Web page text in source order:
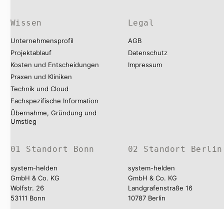
Wissen
Unternehmensprofil
Projektablauf
Kosten und Entscheidungen
Praxen und Kliniken
Technik und Cloud
Fachspezifische Information
Übernahme, Gründung und
Umstieg
Legal
AGB
Datenschutz
Impressum
01 Standort Bonn
system-helden
GmbH & Co. KG
Wolfstr. 26
53111 Bonn
02 Standort Berlin
system-helden
GmbH & Co. KG
Landgrafenstraße 16
10787 Berlin